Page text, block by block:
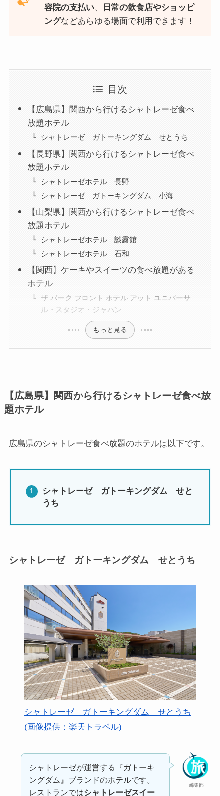
容院の支払い、
日常の飲食店やショッピ
ングなどあらゆる場面で利用できます！
目次
【広島県】関西から行けるシャトレーゼ食べ
放題ホテル
シャトレーゼ ガトーキングダム せとうち
【長野県】関西から行けるシャトレーゼ食べ
放題ホテル
シャトレーゼホテル 長野
シャトレーゼ ガトーキングダム 小海
【山梨県】関西から行けるシャトレーゼ食べ
放題ホテル
シャトレーゼホテル 談露館
シャトレーゼホテル 石和
【関西】ケーキやスイーツの食べ放題がある
ホテル
ザ パーク フロント ホテル アット ユニバーサ
ル・スタジオ・ジャパン
もっと見る
【広島県】関西から行けるシャトレーゼ食べ放
題ホテル
広島県のシャトレーゼ食べ放題のホテルは以下です。
シャトレーゼ ガトーキングダム せと
うち
シャトレーゼ ガトーキングダム せとうち
シャトレーゼ ガトーキングダム せとうち
(画像提供：楽天トラベル)
編集部
シャトレーゼが運営する『ガトーキ
ングダム』ブランドのホテルです。
レストランではシャトレーゼスイー